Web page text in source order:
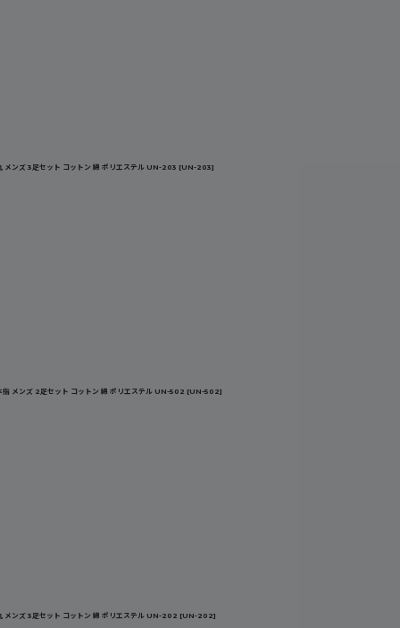
メンズ 3足セット コットン 綿 ポリエステル UN-203 [UN-203]
指 メンズ 2足セット コットン 綿 ポリエステル UN-502 [UN-502]
メンズ 3足セット コットン 綿 ポリエステル UN-202 [UN-202]